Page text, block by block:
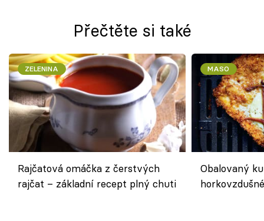
Přečtěte si také
ZELENINA
Rajčatová omáčka z čerstvých
rajčat – základní recept plný chuti
MASO
Obalovaný